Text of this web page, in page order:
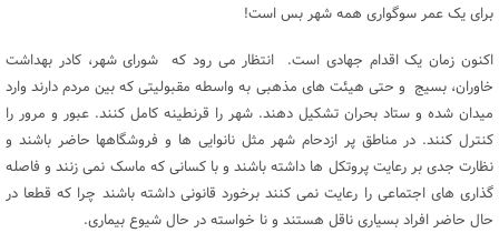
برای یک عمر سوگواری همه شهر بس است!
اکنون زمان یک اقدام جهادی است. انتظار می رود که شورای شهر، کادر بهداشت
خاوران، بسیج و حتی هیئت های مذهبی به واسطه مقبولیتی که بین مردم دارند وارد
میدان شده و ستاد بحران تشکیل دهند. شهر را قرنطینه کامل کنند. عبور و مرور را
کنترل کنند. در مناطق پر ازدحام شهر مثل نانوایی ها و فروشگاهها حاضر باشند و
نظارت جدی بر رعایت پروتکل ها داشته باشند و با کسانی که ماسک نمی زنند و فاصله
گذاری های اجتماعی را رعایت نمی کنند برخورد قانونی داشته باشند چرا که قطعا در
حال حاضر افراد بسیاری ناقل هستند و نا خواسته در حال شیوع بیماری.